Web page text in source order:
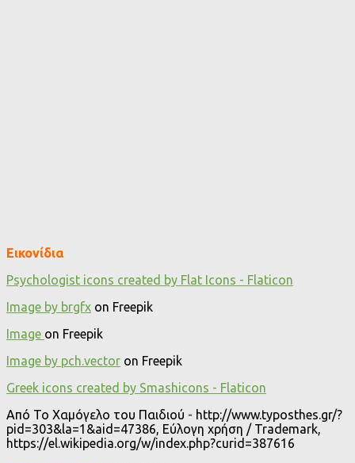
Εικονίδια
Psychologist icons created by Flat Icons - Flaticon
Image by brgfx on Freepik
Image on Freepik
Image by pch.vector on Freepik
Greek icons created by Smashicons - Flaticon
Από Το Χαμόγελο του Παιδιού - http://www.typosthes.gr/?
pid=303&la=1&aid=47386, Εύλογη χρήση / Trademark,
https://el.wikipedia.org/w/index.php?curid=387616